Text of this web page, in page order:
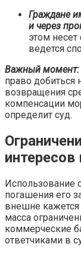
Граждане
и через
этом
ведется
Важный момент:
право добиться
возвращения
компенсации
определит суд.
интересов
Использование
погашения его
внешне кажется
масса
коммерческие
ответчиками в